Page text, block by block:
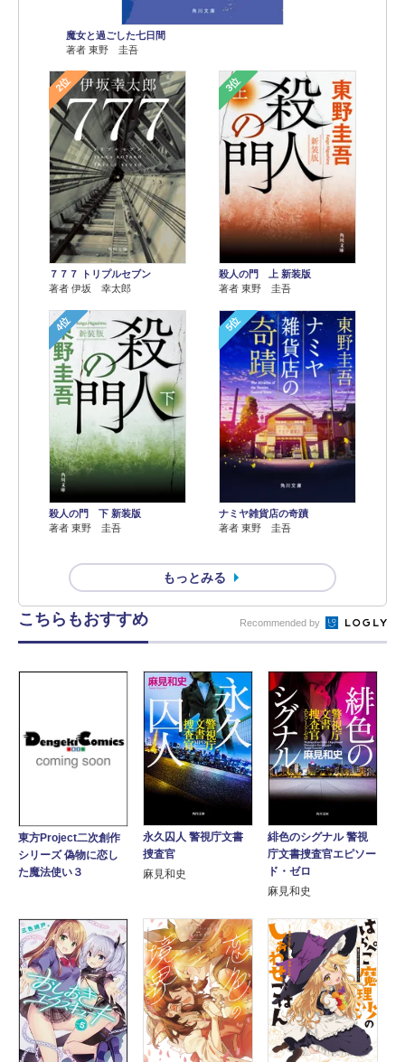
魔女と過ごした七日間
著者 東野 圭吾
2位
７７７ トリプルセブン
著者 伊坂 幸太郎
3位
殺人の門 上 新装版
著者 東野 圭吾
4位
殺人の門 下 新装版
著者 東野 圭吾
5位
ナミヤ雑貨店の奇蹟
著者 東野 圭吾
もっとみる
こちらもおすすめ Recommended by
東方Project二次創作
シリーズ 偽物に恋し
た魔法使い３
永久囚人 警視庁文書
捜査官
麻見和史
緋色のシグナル 警視
庁文書捜査官エピソー
ド・ゼロ
麻見和史